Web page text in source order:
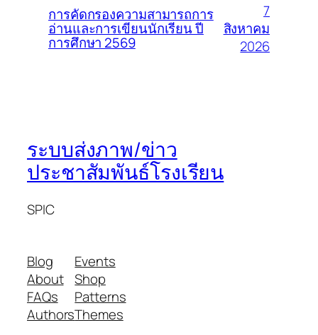
การคัดกรองความสามารถการ
อ่านและการเขียนนักเรียน ปี
การศึกษา 2569
7
สิงหาคม
2026
ระบบส่งภาพ/ข่าว
ประชาสัมพันธ์โรงเรียน
SPIC
Blog
About
FAQs
Authors
Events
Shop
Patterns
Themes